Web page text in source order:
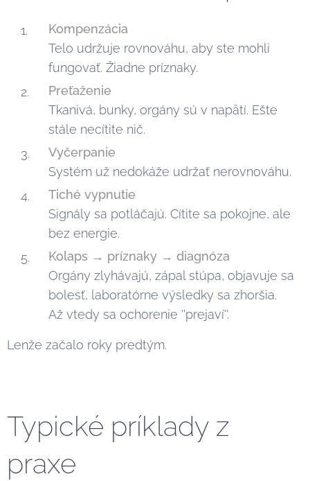
Kompenzácia
Telo udržuje rovnováhu, aby ste mohli
fungovať. Žiadne príznaky.
Preťaženie
Tkanivá, bunky, orgány sú v napätí. Ešte
stále necítite nič.
Vyčerpanie
Systém už nedokáže udržať nerovnováhu.
Tiché vypnutie
Signály sa potláčajú. Cítite sa pokojne, ale
bez energie.
Kolaps → príznaky → diagnóza
Orgány zlyhávajú, zápal stúpa, objavuje sa
bolesť, laboratórne výsledky sa zhoršia.
Až vtedy sa ochorenie ''prejaví''.
Lenže začalo roky predtým.
Typické príklady z
praxe